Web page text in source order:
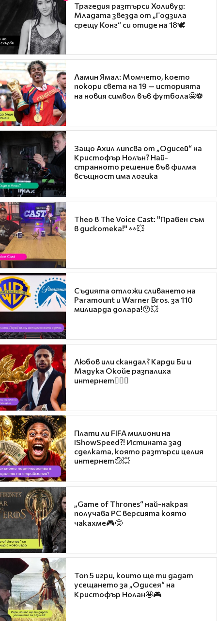
Трагедия разтърси Холивуд:
Младата звезда от „Годзила
срещу Конг“ си отиде на 18🕊️
Ламин Ямал: Момчето, което
покори света на 19 — историята
на новия символ във футбола🤩⚽
Защо Ахил липсва от „Одисей“ на
Кристофър Нолън? Най-
странното решение във филма
всъщност има логика
Theo в The Voice Cast: "Правен съм
в дискотека!" 👀💥
Съдията отложи сливането на
Paramount и Warner Bros. за 110
милиарда долара!😯💥
Любов или скандал? Карди Би и
Мадука Окойе разпалиха
интернет❤️‍🔥🔥
Плати ли FIFA милиони на
IShowSpeed?! Истината зад
сделката, която разтърси целия
интернет🤑💥
„Game of Thrones“ най-накрая
получава PC версията която
чакахме🎮🤩
Топ 5 игри, които ще ти дадат
усещането за „Одисея“ на
Кристофър Нолан🤩🎮